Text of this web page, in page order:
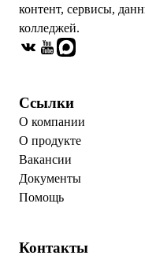
контент, сервисы,
колледжей.
Ссылки
О компании
О продукте
Вакансии
Документы
Помощь
Контакты